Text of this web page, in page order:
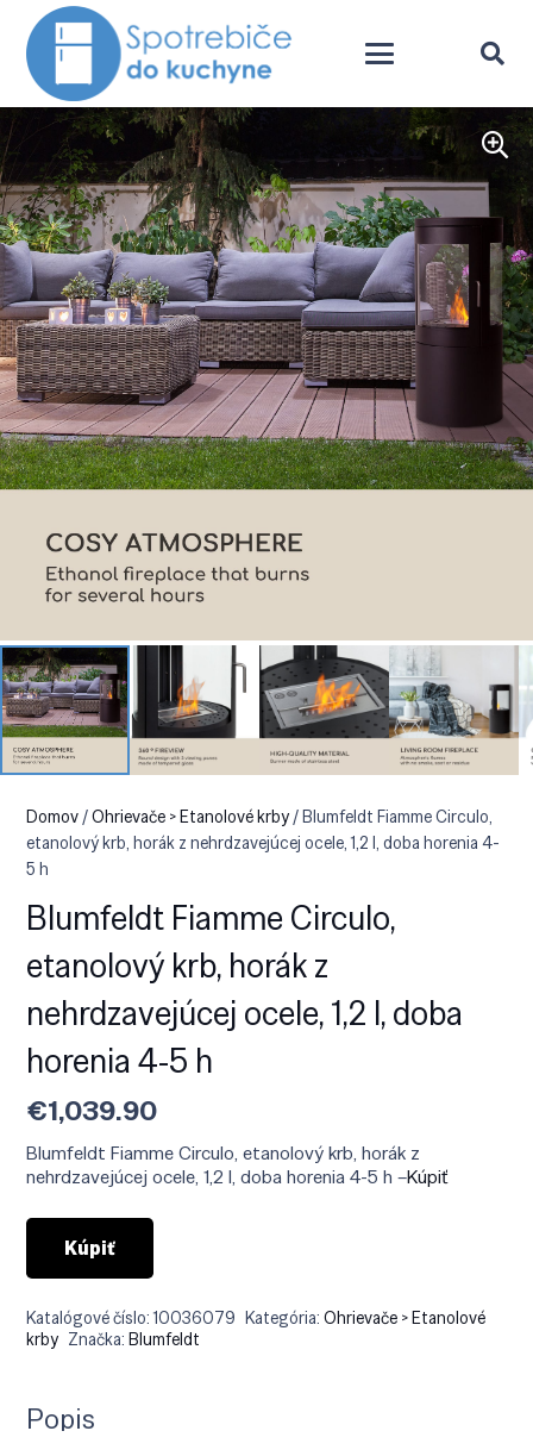
Domov/Ohrievače > Etanolové krby/ Blumfeldt Fiamme Circulo,
etanolový krb, horák z nehrdzavejúcej ocele, 1,2 l, doba horenia 4-
5 h
Blumfeldt Fiamme Circulo,
etanolový krb, horák z
nehrdzavejúcej ocele, 1,2 l, doba
horenia 4-5 h
€1,039.90
Blumfeldt Fiamme Circulo, etanolový krb, horák z
nehrdzavejúcej ocele, 1,2 l, doba horenia 4-5 h –Kúpiť
Kúpiť
Katalógové číslo:10036079 Kategória:Ohrievače > Etanolové
krby Značka:Blumfeldt
Popis